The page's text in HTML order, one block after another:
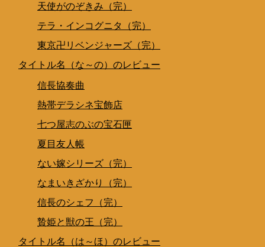
天使がのぞきみ（完）
テラ・インコグニタ（完）
東京卍リベンジャーズ（完）
タイトル名（な～の）のレビュー
信長協奏曲
熱帯デラシネ宝飾店
七つ屋志のぶの宝石匣
夏目友人帳
ない嫁シリーズ（完）
なまいきざかり（完）
信長のシェフ（完）
贄姫と獣の王（完）
タイトル名（は～ほ）のレビュー